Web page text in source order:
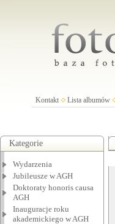
Kontakt Lista albumów
Kategorie
Wydarzenia
Jubileusze w AGH
Doktoraty honoris causa
AGH
Inauguracje roku
akademickiego w AGH